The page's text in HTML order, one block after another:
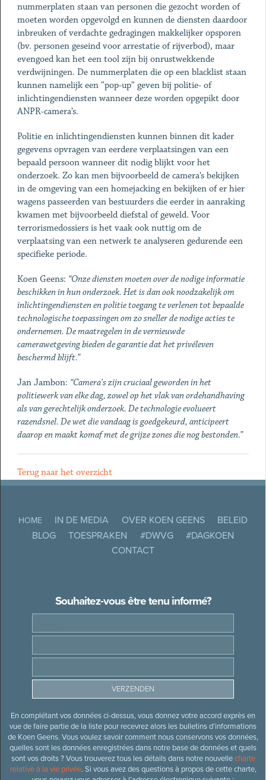
nummerplaten staan van personen die gezocht worden of
moeten worden opgevolgd en kunnen de diensten daardoor
inbreuken of verdachte gedragingen makkelijker opsporen
(bv. personen geseind voor arrestatie of rijverbod), maar
evengoed kan het een tool zijn bij onrustwekkende
verdwijningen. De nummerplaten die op een blacklist staan
kunnen namelijk een “pop-up” geven bij politie- of
inlichtingendiensten wanneer deze worden opgepikt door
ANPR-camera’s.
Politie en inlichtingendiensten kunnen binnen dit kader
gegevens opvragen van eerdere verplaatsingen van een
bepaald persoon wanneer dit nodig blijkt voor het
onderzoek. Zo kan men bijvoorbeeld de camera’s bekijken
in de omgeving van een homejacking en bekijken of er hier
wagens passeerden van bestuurders die eerder in aanraking
kwamen met bijvoorbeeld diefstal of geweld. Voor
terrorismedossiers is het vaak ook nuttig om de
verplaatsing van een netwerk te analyseren gedurende een
specifieke periode.
Koen Geens: “Onze diensten moeten over de nodige informatie
beschikken in hun onderzoek. Het is dan ook noodzakelijk om
inlichtingendiensten en politie toegang te verlenen tot bepaalde
technologische toepassingen om zo sneller de nodige acties te
ondernemen. De maatregelen in de vernieuwde
camerawetgeving bieden de garantie dat het privéleven
beschermd blijft.”
Jan Jambon: “Camera's zijn cruciaal geworden in het
politiewerk van elke dag, zowel op het vlak van ordehandhaving
als van gerechtelijk onderzoek. De technologie evolueert
razendsnel. De wet die vandaag is goedgekeurd, anticipeert
daarop en maakt komaf met de grijze zones die nog bestonden.”
Terug naar het overzicht
HOME IN DE MEDIA OVER KOEN GEENS
BELEID
BLOG
TOESPRAKEN #DWVG
#DAGKOEN
CONTACT
Souhaitez-vous être tenu informé?
En complétant vos données ci-dessus, vous donnez votre accord exprès en
vue de faire partie de la liste pour recevrez alors les bulletins d’informations
de Koen Geens. Vous voulez savoir comment nous conservons vos données,
quelles sont les données enregistrées dans notre base de données et quels
sont vos droits ? Vous trouverez tous les détails dans notre nouvellecharte
relative à la vie privée. Si vous avez des questions à propos de cette charte,